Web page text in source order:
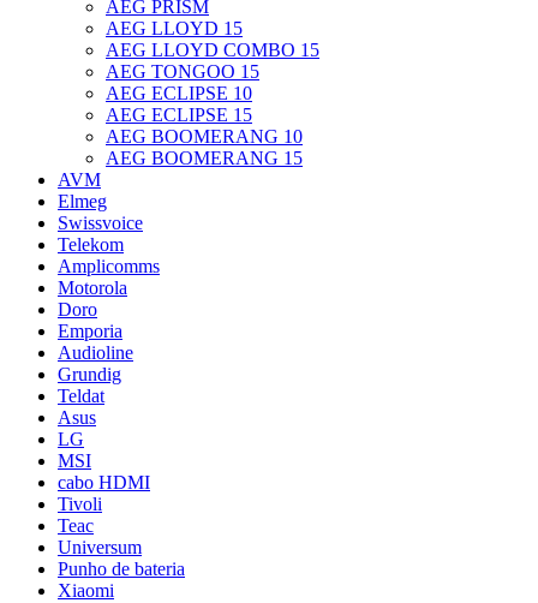
AEG PRISM
AEG LLOYD 15
AEG LLOYD COMBO 15
AEG TONGOO 15
AEG ECLIPSE 10
AEG ECLIPSE 15
AEG BOOMERANG 10
AEG BOOMERANG 15
AVM
Elmeg
Swissvoice
Telekom
Amplicomms
Motorola
Doro
Emporia
Audioline
Grundig
Teldat
Asus
LG
MSI
cabo HDMI
Tivoli
Teac
Universum
Punho de bateria
Xiaomi